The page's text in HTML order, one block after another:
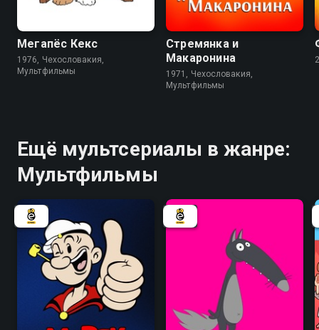
7.5
Мегапёс Кекс
1976, Чехословакия,
Мультфильмы
7.7 6.7
Стремянка и
Макаронина
1971, Чехословакия,
Мультфильмы
Ещё мультсериалы в жанре:
Мультфильмы